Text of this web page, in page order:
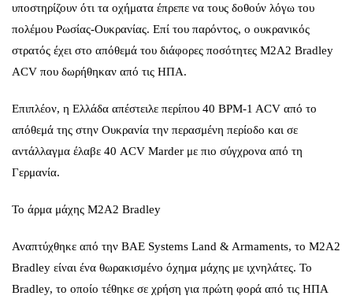
υποστηρίζουν ότι τα οχήματα έπρεπε να τους δοθούν λόγω του
πολέμου Ρωσίας-Ουκρανίας. Επί του παρόντος, ο ουκρανικός
στρατός έχει στο απόθεμά του διάφορες ποσότητες M2A2 Bradley
ACV που δωρήθηκαν από τις ΗΠΑ.
Επιπλέον, η Ελλάδα απέστειλε περίπου 40 BPM-1 ACV από το
απόθεμά της στην Ουκρανία την περασμένη περίοδο και σε
αντάλλαγμα έλαβε 40 ACV Marder με πιο σύγχρονα από τη
Γερμανία.
Το άρμα μάχης M2A2 Bradley
Αναπτύχθηκε από την BAE Systems Land & Armaments, το M2A2
Bradley είναι ένα θωρακισμένο όχημα μάχης με ιχνηλάτες. Το
Bradley, το οποίο τέθηκε σε χρήση για πρώτη φορά από τις ΗΠΑ